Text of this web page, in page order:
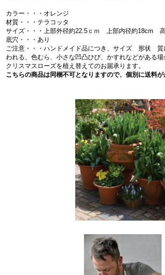
カラー・・・オレンジ
材質・・・テラコッタ
サイズ・・・上部外径約22.5ｃｍ 上部内径約18cm
底穴・・・あり
ご注意・・・ハンドメイド品につき、サイズ 形状
われる、色むら、小さな凹凸ひび、かすれなどがある場
クリスマスローズを植え替えてのお届承ります。
こちらの商品は同梱不可となりますので、個別に送料が